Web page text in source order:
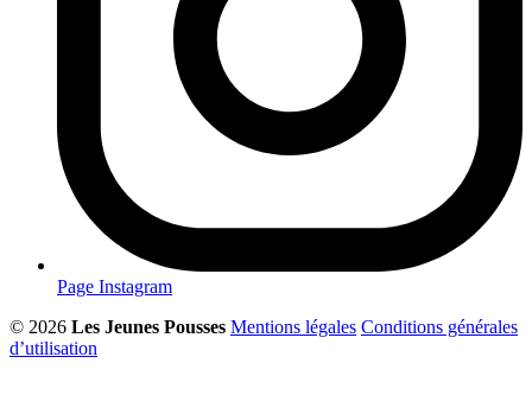
Page Instagram
© 2026 Les Jeunes Pousses Mentions légales Conditions générales
d’utilisation